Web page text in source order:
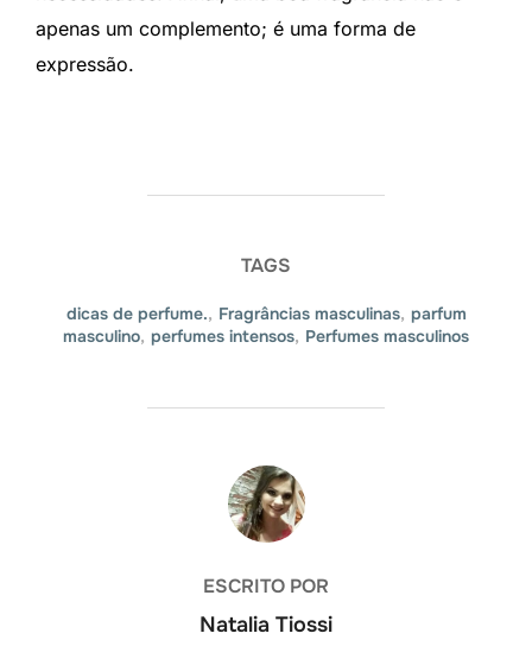
apenas um complemento; é uma forma de
expressão.
TAGS
dicas de perfume., Fragrâncias masculinas, parfum
masculino, perfumes intensos, Perfumes masculinos
AUTOR DO POST
ESCRITO POR
Natalia Tiossi